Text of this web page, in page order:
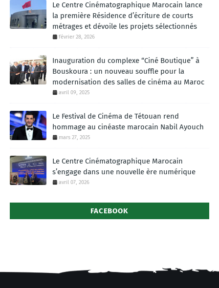
Le Centre Cinématographique Marocain lance
la première Résidence d’écriture de courts
métrages et dévoile les projets sélectionnés
février 28, 2026
Inauguration du complexe “Ciné Boutique” à
Bouskoura : un nouveau souffle pour la
modernisation des salles de cinéma au Maroc
avril 09, 2025
Le Festival de Cinéma de Tétouan rend
hommage au cinéaste marocain Nabil Ayouch
mars 27, 2025
Le Centre Cinématographique Marocain
s’engage dans une nouvelle ère numérique
avril 07, 2026
FACEBOOK